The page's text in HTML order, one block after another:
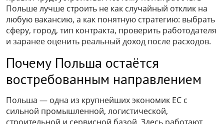
Польше лучше строить не как случайный отклик на
любую вакансию, а как понятную стратегию: выбрать
сферу, город, тип контракта, проверить работодателя
и заранее оценить реальный доход после расходов.
Почему Польша остаётся
востребованным направлением
Польша — одна из крупнейших экономик ЕС с
сильной промышленной, логистической,